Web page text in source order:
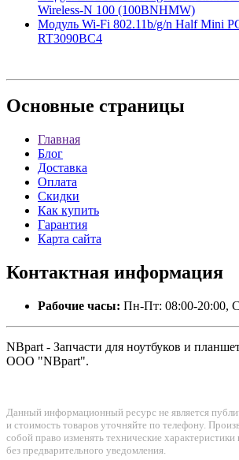
Wireless-N 100 (100BNHMW)
Модуль Wi-Fi 802.11b/g/n Half Mini
RT3090BC4
Основные страницы
Главная
Блог
Доставка
Оплата
Скидки
Как купить
Гарантия
Карта сайта
Контактная информация
Рабочие часы: Пн-Пт: 08:00-20:00,
NBpart - Запчасти для ноутбуков и
ООО "NBpart".
Данный информационный ресурс не является
и стоимость товаров уточняйте по телефону.
собой право изменять технические
без предварительного уведомления.